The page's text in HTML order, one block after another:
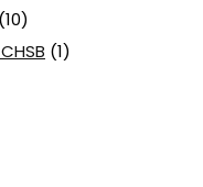
(10)
(1)